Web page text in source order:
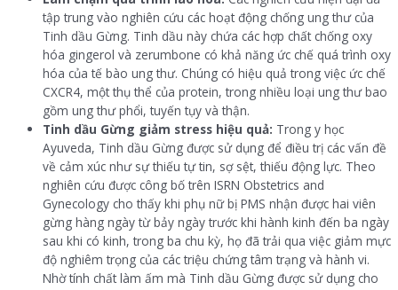
tập trung vào nghiên cứu các hoạt động chống ung thư của
Tinh dầu Gừng. Tinh dầu này chứa các hợp chất chống oxy
hóa gingerol và zerumbone có khả năng ức chế quá trình oxy
hóa của tế bào ung thư. Chúng có hiệu quả trong việc ức chế
CXCR4, một thụ thể của protein, trong nhiều loại ung thư bao
gồm ung thư phổi, tuyến tụy và thận.
Tinh dầu Gừng giảm stress hiệu quả: Trong y học
Ayuveda, Tinh dầu Gừng được sử dụng để điều trị các vấn đề
về cảm xúc như sự thiếu tự tin, sợ sệt, thiếu động lực. Theo
nghiên cứu được công bố trên ISRN Obstetrics and
Gynecology cho thấy khi phụ nữ bị PMS nhận được hai viên
gừng hàng ngày từ bảy ngày trước khi hành kinh đến ba ngày
sau khi có kinh, trong ba chu kỳ, họ đã trải qua việc giảm mực
độ nghiêm trọng của các triệu chứng tâm trạng và hành vi.
Nhờ tính chất làm ấm mà Tinh dầu Gừng được sử dụng cho